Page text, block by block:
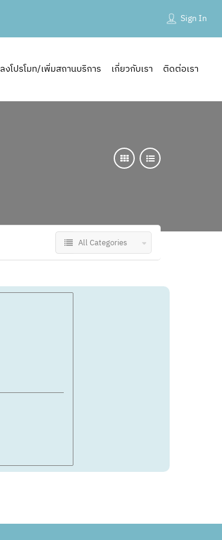
Sign In
ลงโปรโมท/เพิ่มสถานบริการ เกี่ยวกับเรา ติดต่อเรา
All Categories